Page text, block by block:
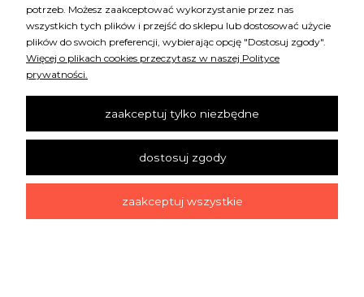
nowość
potrzeb. Możesz zaakceptować wykorzystanie przez nas
wszystkich tych plików i przejść do sklepu lub dostosować użycie
plików do swoich preferencji, wybierając opcję "Dostosuj zgody".
Więcej o plikach cookies przeczytasz w naszej Polityce
prywatności.
zaakceptuj tylko niezbędne
dostosuj zgody
zaakceptuj wszystkie